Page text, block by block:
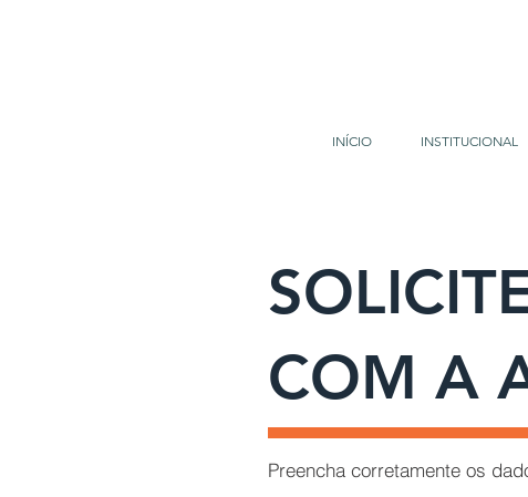
INÍCIO INSTITUCIONAL
COM A
Preencha corretamente os